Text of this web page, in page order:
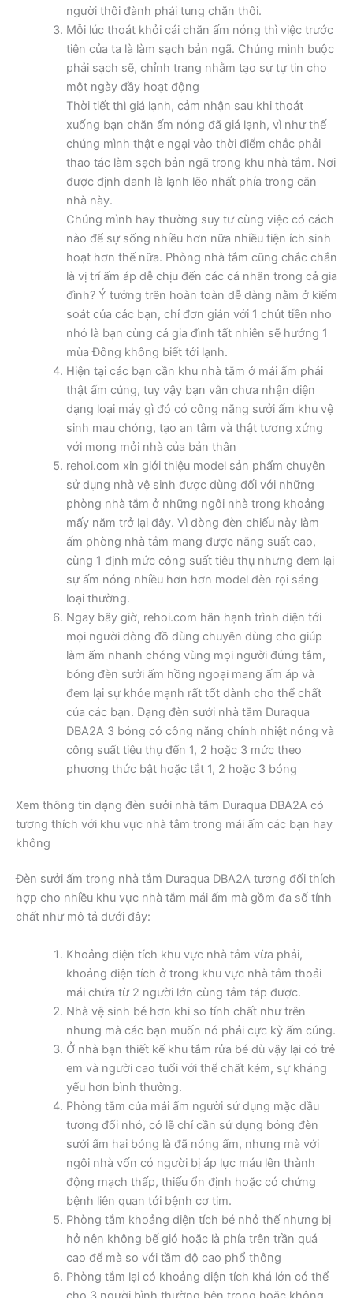
người thôi đành phải tung chăn thôi.
Mỗi lúc thoát khỏi cái chăn ấm nóng thì việc trước
tiên của ta là làm sạch bản ngã. Chúng mình buộc
phải sạch sẽ, chỉnh trang nhằm tạo sự tự tin cho
một ngày đầy hoạt động
Thời tiết thì giá lạnh, cảm nhận sau khi thoát
xuống bạn chăn ấm nóng đã giá lạnh, vì như thế
chúng mình thật e ngại vào thời điểm chắc phải
thao tác làm sạch bản ngã trong khu nhà tắm. Nơi
được định danh là lạnh lẽo nhất phía trong căn
nhà này.
Chúng mình hay thường suy tư cùng việc có cách
nào để sự sống nhiều hơn nữa nhiều tiện ích sinh
hoạt hơn thế nữa. Phòng nhà tắm cũng chắc chắn
là vị trí ấm áp dễ chịu đến các cá nhân trong cả gia
đình? Ý tưởng trên hoàn toàn dễ dàng nằm ở kiểm
soát của các bạn, chỉ đơn giản với 1 chút tiền nho
nhỏ là bạn cùng cả gia đình tất nhiên sẽ hưởng 1
mùa Đông không biết tới lạnh.
Hiện tại các bạn cần khu nhà tắm ở mái ấm phải
thật ấm cúng, tuy vậy bạn vẫn chưa nhận diện
dạng loại máy gì đó có công năng sưởi ấm khu vệ
sinh mau chóng, tạo an tâm và thật tương xứng
với mong mỏi nhà của bản thân
rehoi.com xin giới thiệu model sản phẩm chuyên
sử dụng nhà vệ sinh được dùng đối với những
phòng nhà tắm ở những ngôi nhà trong khoảng
mấy năm trở lại đây. Vì dòng đèn chiếu này làm
ấm phòng nhà tắm mang được năng suất cao,
cùng 1 định mức công suất tiêu thụ nhưng đem lại
sự ấm nóng nhiều hơn hơn model đèn rọi sáng
loại thường.
Ngay bây giờ, rehoi.com hân hạnh trình diện tới
mọi người dòng đồ dùng chuyên dùng cho giúp
làm ấm nhanh chóng vùng mọi người đứng tắm,
bóng đèn sưởi ấm hồng ngoại mang ấm áp và
đem lại sự khỏe mạnh rất tốt dành cho thể chất
của các bạn. Dạng đèn sưởi nhà tắm Duraqua
DBA2A 3 bóng có công năng chỉnh nhiệt nóng và
công suất tiêu thụ đến 1, 2 hoặc 3 mức theo
phương thức bật hoặc tắt 1, 2 hoặc 3 bóng
Xem thông tin dạng đèn sưởi nhà tắm Duraqua DBA2A có
tương thích với khu vực nhà tắm trong mái ấm các bạn hay
không
Đèn sưởi ấm trong nhà tắm Duraqua DBA2A tương đối thích
hợp cho nhiều khu vực nhà tắm mái ấm mà gồm đa số tính
chất như mô tả dưới đây:
Khoảng diện tích khu vực nhà tắm vừa phải,
khoảng diện tích ở trong khu vực nhà tắm thoải
mái chứa từ 2 người lớn cùng tắm táp được.
Nhà vệ sinh bé hơn khi so tính chất như trên
nhưng mà các bạn muốn nó phải cực kỳ ấm cúng.
Ở nhà bạn thiết kế khu tắm rửa bé dù vậy lại có trẻ
em và người cao tuổi với thể chất kém, sự kháng
yếu hơn bình thường.
Phòng tắm của mái ấm người sử dụng mặc dầu
tương đối nhỏ, có lẽ chỉ cần sử dụng bóng đèn
sưởi ấm hai bóng là đã nóng ấm, nhưng mà với
ngôi nhà vốn có người bị áp lực máu lên thành
động mạch thấp, thiếu ổn định hoặc có chứng
bệnh liên quan tới bệnh cơ tim.
Phòng tắm khoảng diện tích bé nhỏ thế nhưng bị
hở nên không bế gió hoặc là phía trên trần quá
cao để mà so với tầm độ cao phổ thông
Phòng tắm lại có khoảng diện tích khá lớn có thể